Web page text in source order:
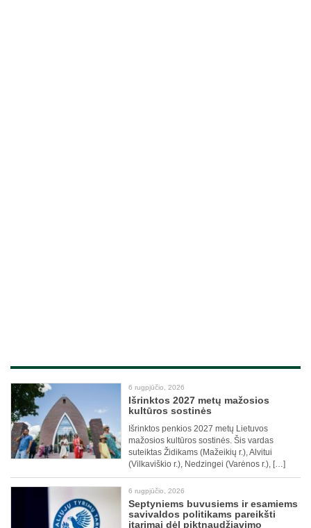
6 rugpjūčio, 2026
Išrinktos 2027 metų mažosios
kultūros sostinės
Išrinktos penkios 2027 metų Lietuvos
mažosios kultūros sostinės. Šis vardas
suteiktas Židikams (Mažeikių r.), Alvitui
(Vilkaviškio r.), Nedzingei (Varėnos r.), […]
6 rugpjūčio, 2026
Septyniems buvusiems ir esamiems
savivaldos politikams pareikšti
įtarimai dėl piktnaudžiavimo